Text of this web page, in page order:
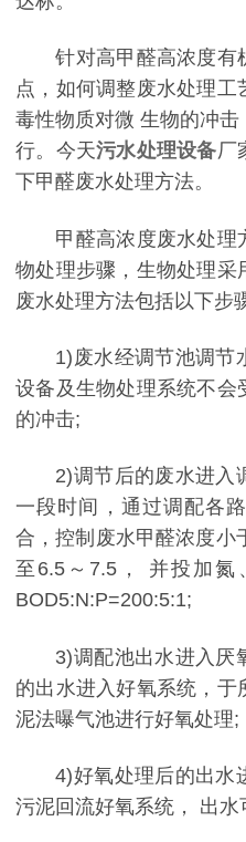
针对高甲醛高浓度有
点，如何调整废水处理
毒性物质对微 生物的冲
行。今天污水处理设备厂
下甲醛废水处理方法。
甲醛高浓度废水处理
物处理步骤，生物处理采
废水处理方法包括以下步
1)废水经调节池调节
设备及生物处理系统不会
的冲击;
2)调节后的废水进入
一段时间，通过调配各
合，控制废水甲醛浓度小
至6.5～7.5， 并投加氮
BOD5:N:P=200:5:1;
3)调配池出水进入厌
的出水进入好氧系统，
泥法曝气池进行好氧处理;
4)好氧处理后的出水
污泥回流好氧系统， 出水